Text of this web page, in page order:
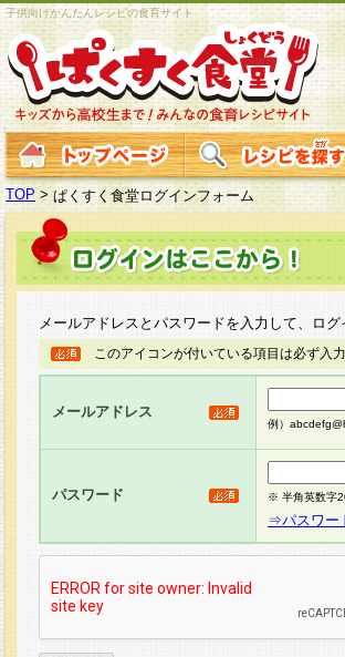
子供向けかんたんレシピの食育サイト
TOP > ぱくすく食堂ログインフォーム
メールアドレスとパスワードを入力して、ログ
このアイコンが付いている項目は必ず入
メールアドレス
例）
パスワード ※ 半角英数字
⇒パスワー